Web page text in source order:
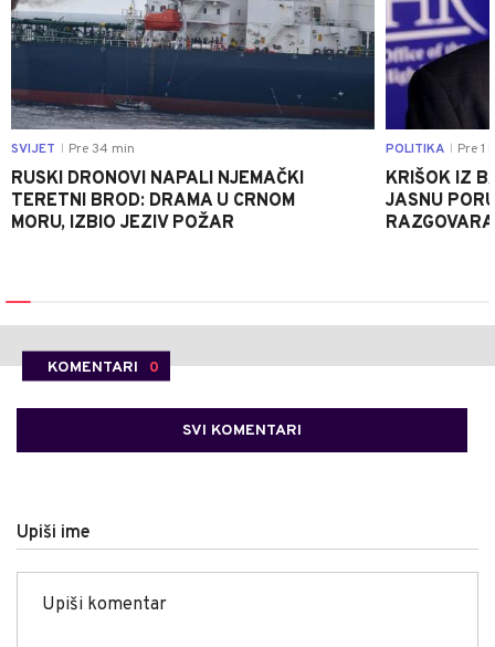
SVIJET Pre 34 min
RUSKI DRONOVI NAPALI NJEMAČKI
TERETNI BROD: DRAMA U CRNOM
MORU, IZBIO JEZIV POŽAR
POLITIKA Pre 1 h
KRIŠOK IZ
JASNU
KOMENTARI 0
SVI KOMENTARI
Upiši ime